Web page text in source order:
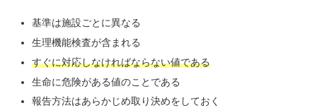
基準は施設ごとに異なる
生理機能検査が含まれる
すぐに対応しなければならない値である
生命に危険がある値のことである
報告方法はあらかじめ取り決めをしておく